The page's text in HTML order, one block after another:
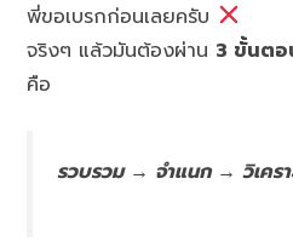
พี่ขอเบรกก่อนเลยครับ
จริงๆ แล้วมันต้องผ่าน 3 ขั้นต
คือ
รวบรวม → จำแนก → วิเครา